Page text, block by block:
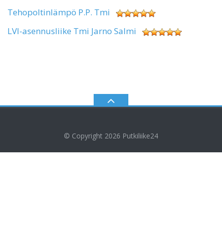
Tehopoltinlämpö P.P. Tmi
LVI-asennusliike Tmi Jarno Salmi
© Copyright 2026 Putkiliike24